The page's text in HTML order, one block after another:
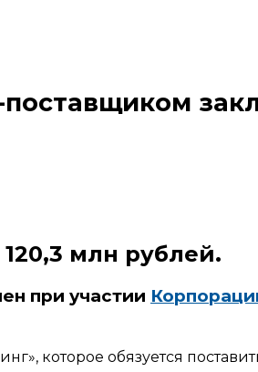
млн рублей.
при участии
которое обязуется